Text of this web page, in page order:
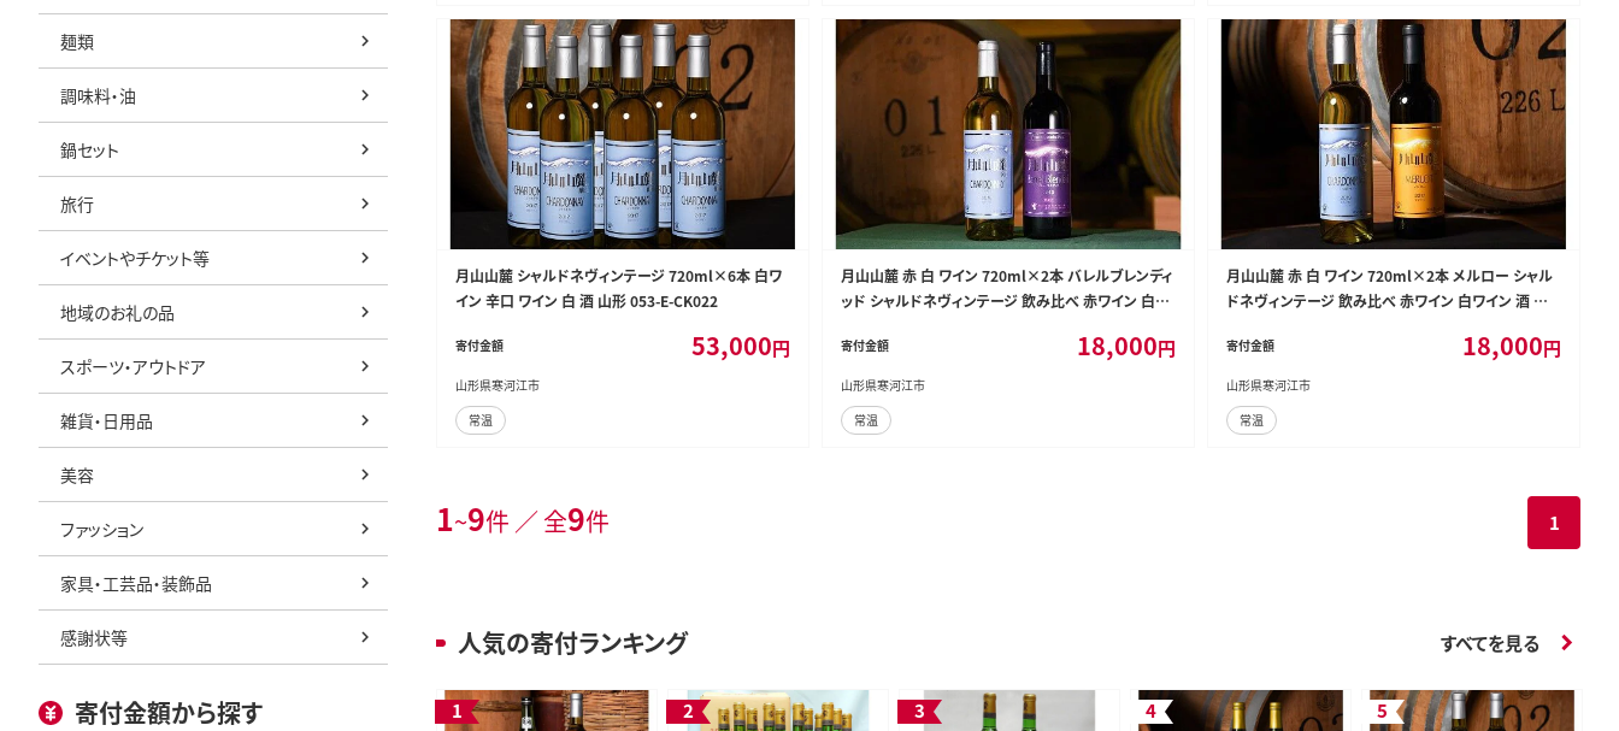
麺類
調味料・油
鍋セット
旅行
イベントやチケット等
地域のお礼の品
スポーツ・アウトドア
雑貨・日用品
美容
ファッション
家具・工芸品・装飾品
感謝状等
寄付金額から探す
月山山麓 シャルドネヴィンテージ 720ml×6本 白ワ
イン 辛口 ワイン 白 酒 山形 053-E-CK022
寄付金額 53,000円
山形県寒河江市
常温
月山山麓 赤 白 ワイン 720ml×2本 バレルブレンディ
ッド シャルドネヴィンテージ 飲み比べ 赤ワイン 白ワ
寄付金額 18,000円
山形県寒河江市
常温
月山山麓 赤 白 ワイン 720ml×2本 メルロー シャル
ドネヴィンテージ 飲み比べ 赤ワイン 白ワイン 酒 山
寄付金額 18,000円
山形県寒河江市
常温
1~9件 ／ 全9件 1
人気の寄付ランキング すべてを見る